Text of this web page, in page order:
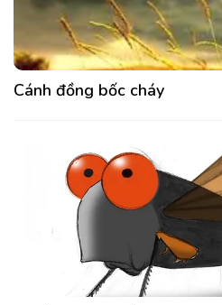
Cánh đồng bốc cháy